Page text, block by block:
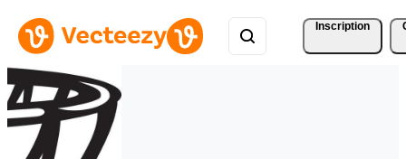
Inscription